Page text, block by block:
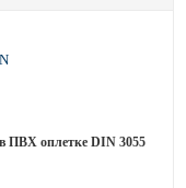
ПВХ оплетке DIN 3055